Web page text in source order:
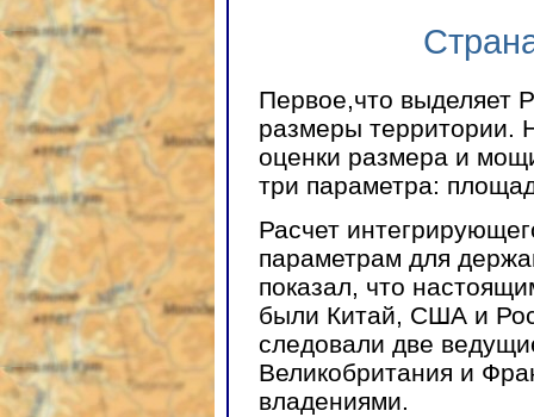
Первое,что выделяет
размеры территории.
оценки размера и
три параметра:
Расчет
параметрам для
показал, что
были Китай, США и
следовали две
Великобритания и
владениями.